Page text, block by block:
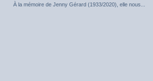
À la mémoire de Jenny Gérard (1933/2020), elle nous...